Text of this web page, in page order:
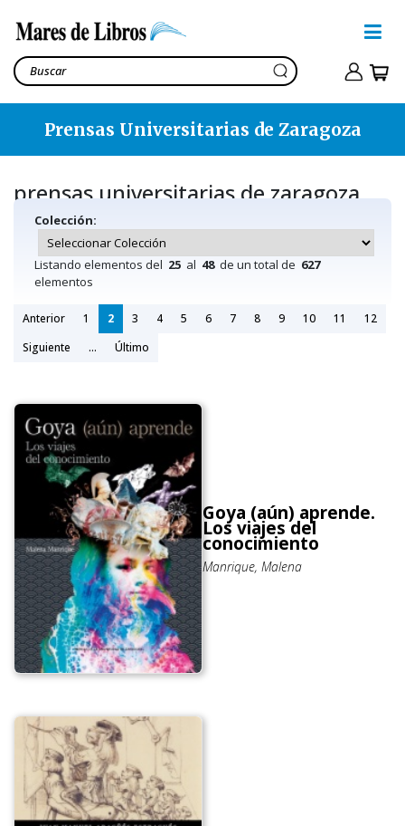
Prensas Universitarias de Zaragoza
prensas universitarias de zaragoza
Colección:
Listando elementos del 25 al 48de un total de 627
elementos
Anterior 1 2 3 4 5 6 7 8 9 10 11
12
Siguiente
... Último
Goya (aún) aprende.
Los viajes del
conocimiento
Manrique, Malena